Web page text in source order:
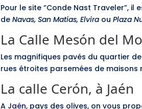
Pour le site “Conde Nast Traveler”,
deNavas, San Matías, Elvira ouPlaza
La Calle Mesón del
Les magnifiques pavés du quartier
rues étroites parsemées de
La calle Cerón, à Jaén
A Jaén, pays des olives, on vous